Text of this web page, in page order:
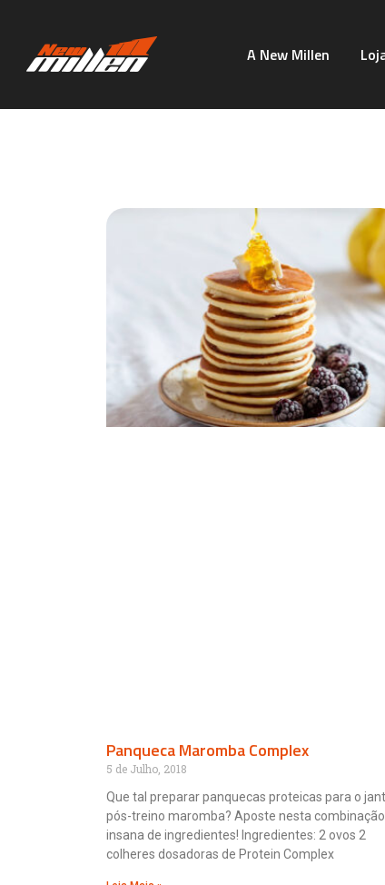
A New Millen
Panqueca Maromba Complex
5 de Julho, 2018
Que tal preparar panquecas proteicas para o
pós-treino maromba? Aposte nesta combinação
insana de ingredientes! Ingredientes: 2 ovos 2
colheres dosadoras de Protein Complex